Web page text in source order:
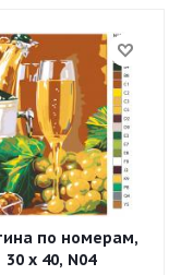
по номерам,
30 x 40, N04